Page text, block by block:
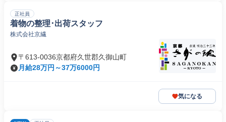
正社員
着物の整理･出荷スタッフ
株式会社京繊
〒613-0036京都府久世郡久御山町
月給28万円～37万6000円
気になる